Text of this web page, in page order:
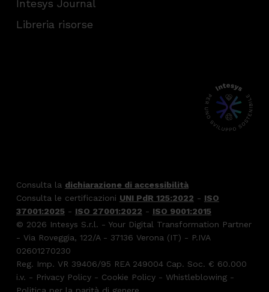
Intesys Journal
Libreria risorse
Consulta la dichiarazione di accessibilità
Consulta le certificazioni UNI PdR 125:2022 - ISO
37001:2025 - ISO 27001:2022 - ISO 9001:2015
© 2026 Intesys S.r.l. - Your Digital Transformation Partner
- Via Roveggia, 122/A - 37136 Verona (IT) - P.IVA
02601270230
Reg. Imp. VR 39406/95 REA 249004 Cap. Soc. € 60.000
i.v. - Privacy Policy- Cookie Policy- Whistleblowing-